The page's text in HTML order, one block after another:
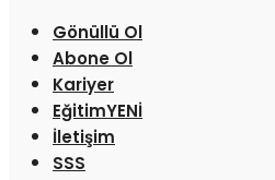
Gönüllü Ol
Abone Ol
Kariyer
Eğitim
İletişim
SSS